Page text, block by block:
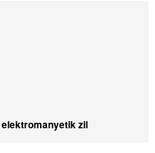
elektromanyetik zil